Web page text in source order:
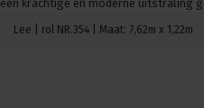
een krachtige en moderne uitstraling
Lee | rol NR.354 | Maat: 7,62m x 1,22m